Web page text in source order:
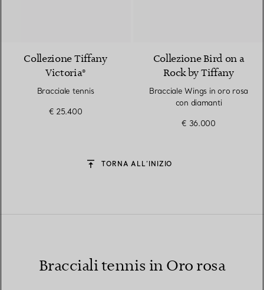
Collezione Tiffany
Victoria®
Bracciale tennis
€ 25.400
Collezione Bird on a
Rock by Tiffany
Bracciale Wings in oro rosa
con diamanti
€ 36.000
TORNA ALL’INIZIO
Bracciali tennis in Oro rosa